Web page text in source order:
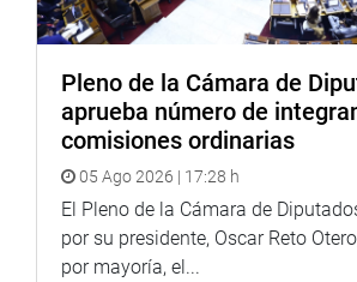
Pleno de la Cámara de
aprueba número de
comisiones ordinarias
05 Ago 2026 | 17:28 h
El Pleno de la Cámara de
por su presidente, Oscar Reto
por mayoría, el...